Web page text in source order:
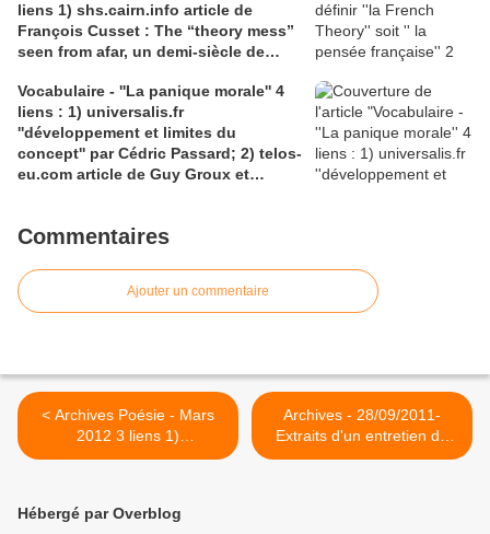
liens 1) shs.cairn.info article de
François Cusset : The “theory mess”
seen from afar, un demi-siècle de
tracts.gallimard.fr ''La haine de
l'émancipation...'', François Cusset
Vocabulaire - ''La panique morale'' 4
liens : 1) universalis.fr
''développement et limites du
concept'' par Cédric Passard; 2) telos-
eu.com article de Guy Groux et
pour le compte rendu d'Arnaud
''la panique morale'';4) shs.cairn.info,
Pierre De Visscher : ''Craintes, peurs,
Commentaires
Ajouter un commentaire
< Archives Poésie - Mars
2012 3 liens 1)
radiofrance.fr pour le
L'atelier de la création" de
Archives - 28/09/2011-
Extraits d'un entretien de
juin 2005 avec l'écrivain,
Hébergé par Overblog